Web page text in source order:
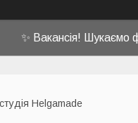
✨ Вакансія! Шукаємо
Helgamade